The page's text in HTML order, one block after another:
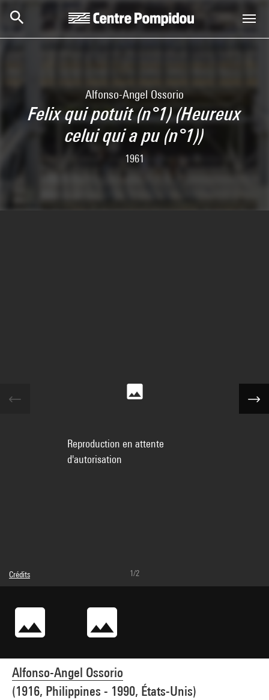
Alfonso-Angel Ossorio
Felix qui potuit (n°1) (Heureux
celui qui a pu (n°1))
1961
Alfonso-Angel Ossorio
(1916, Philippines - 1990, États-Unis)
Reproduction en attente
d'autorisation
Crédits
© Alfonso-Angel Ossorio : reproduced with the permission of The Ossorio
Crédit photographique : Centre Pompidou, MNAM-CCI/Philippe Migeat/Dist.
GrandPalaisRmn
Réf. image : 4N71559
1/2